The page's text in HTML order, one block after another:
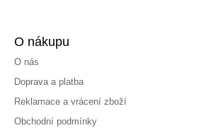
O nákupu
O nás
Doprava a platba
Reklamace a vrácení zboží
Obchodní podmínky